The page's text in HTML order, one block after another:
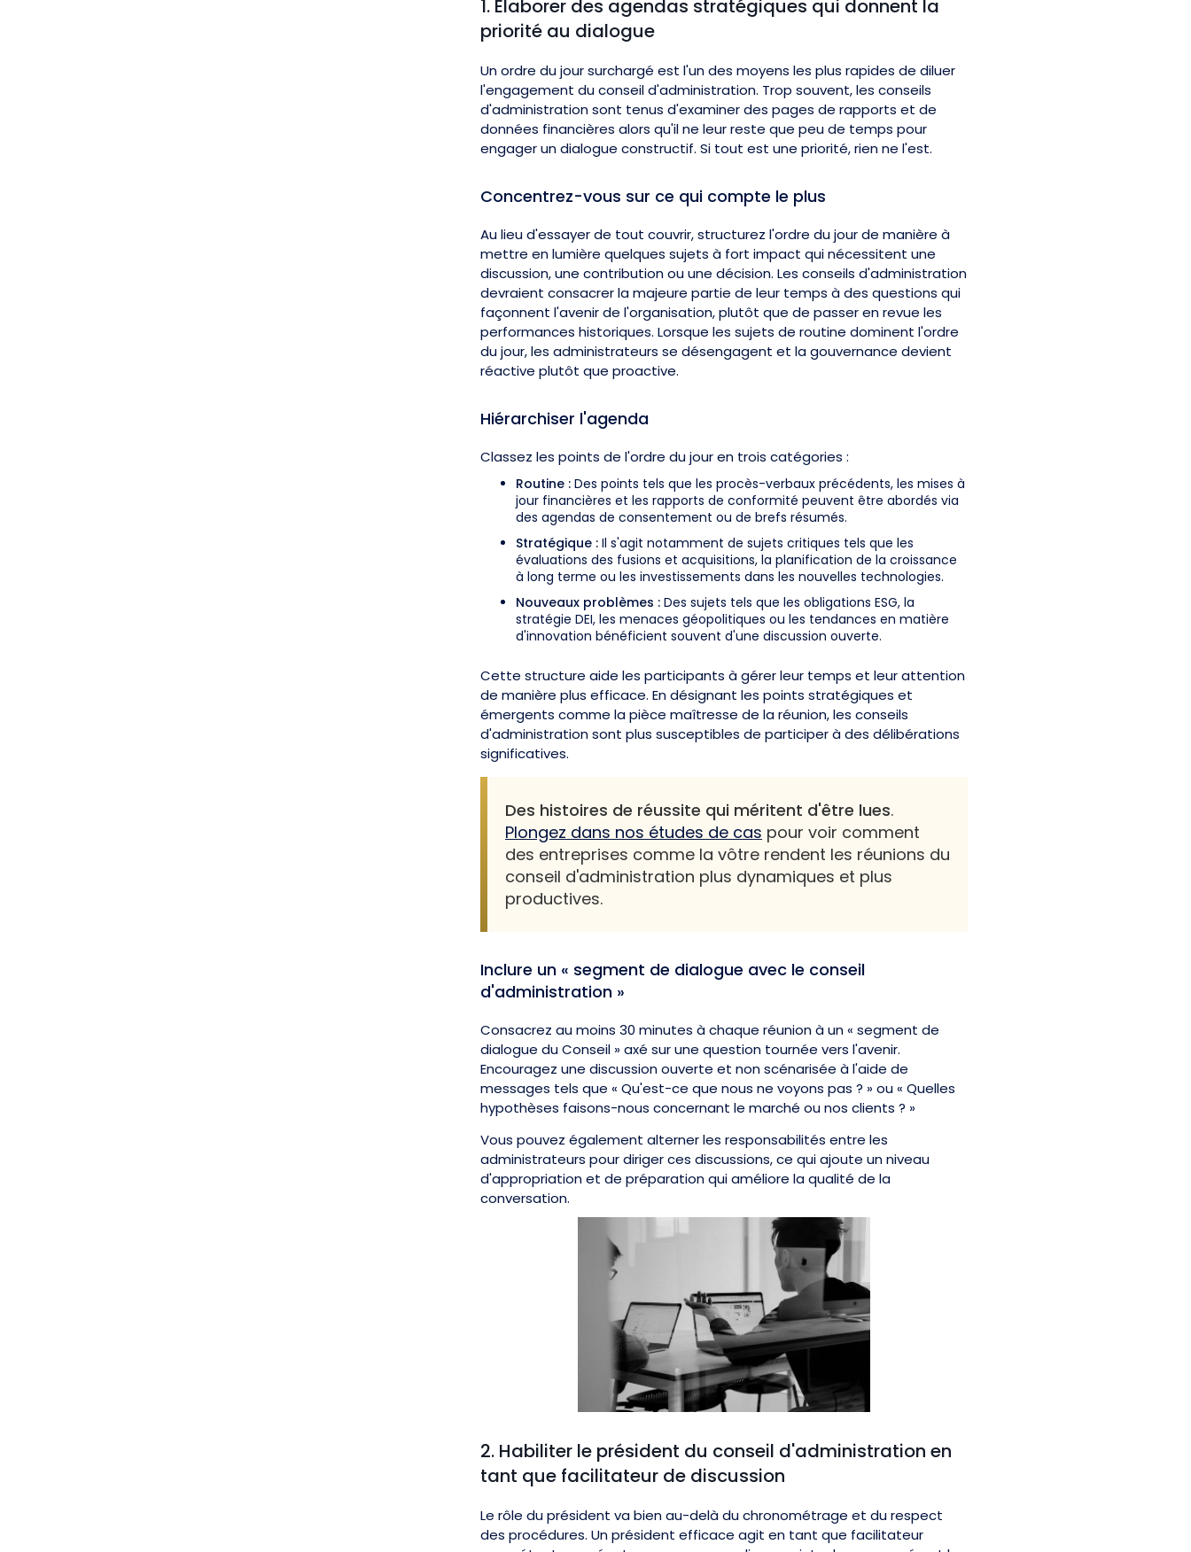
1. Élaborer des agendas stratégiques qui donnent la
priorité au dialogue
Un ordre du jour surchargé est l'un des moyens les plus rapides de diluer
l'engagement du conseil d'administration. Trop souvent, les conseils
d'administration sont tenus d'examiner des pages de rapports et de
données financières alors qu'il ne leur reste que peu de temps pour
engager un dialogue constructif. Si tout est une priorité, rien ne l'est.
Concentrez-vous sur ce qui compte le plus
Au lieu d'essayer de tout couvrir, structurez l'ordre du jour de manière à
mettre en lumière quelques sujets à fort impact qui nécessitent une
discussion, une contribution ou une décision. Les conseils d'administration
devraient consacrer la majeure partie de leur temps à des questions qui
façonnent l'avenir de l'organisation, plutôt que de passer en revue les
performances historiques. Lorsque les sujets de routine dominent l'ordre
du jour, les administrateurs se désengagent et la gouvernance devient
réactive plutôt que proactive.
Hiérarchiser l'agenda
Classez les points de l'ordre du jour en trois catégories :
Routine : Des points tels que les procès-verbaux précédents, les mises à
jour financières et les rapports de conformité peuvent être abordés via
des agendas de consentement ou de brefs résumés.
Stratégique : Il s'agit notamment de sujets critiques tels que les
évaluations des fusions et acquisitions, la planification de la croissance
à long terme ou les investissements dans les nouvelles technologies.
Nouveaux problèmes : Des sujets tels que les obligations ESG, la
stratégie DEI, les menaces géopolitiques ou les tendances en matière
d'innovation bénéficient souvent d'une discussion ouverte.
Cette structure aide les participants à gérer leur temps et leur attention
de manière plus efficace. En désignant les points stratégiques et
émergents comme la pièce maîtresse de la réunion, les conseils
d'administration sont plus susceptibles de participer à des délibérations
significatives.
Des histoires de réussite qui méritent d'être lues.
Plongez dans nos études de cas pour voir comment
des entreprises comme la vôtre rendent les réunions du
conseil d'administration plus dynamiques et plus
productives.
Inclure un « segment de dialogue avec le conseil
d'administration »
Consacrez au moins 30 minutes à chaque réunion à un « segment de
dialogue du Conseil » axé sur une question tournée vers l'avenir.
Encouragez une discussion ouverte et non scénarisée à l'aide de
messages tels que « Qu'est-ce que nous ne voyons pas ? » ou « Quelles
hypothèses faisons-nous concernant le marché ou nos clients ? »
Vous pouvez également alterner les responsabilités entre les
administrateurs pour diriger ces discussions, ce qui ajoute un niveau
d'appropriation et de préparation qui améliore la qualité de la
conversation.
2. Habiliter le président du conseil d'administration en
tant que facilitateur de discussion
Le rôle du président va bien au-delà du chronométrage et du respect
des procédures. Un président efficace agit en tant que facilitateur